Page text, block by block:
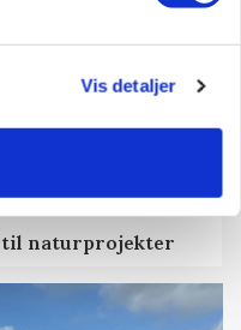
Vis detaljer
til naturprojekter